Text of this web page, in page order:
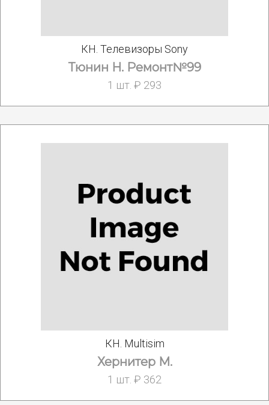
КН. Телевизоры Sony
Тюнин Н. Ремонт№99
1 шт. ₽ 293
КН. Multisim
Хернитер М.
1 шт. ₽ 362